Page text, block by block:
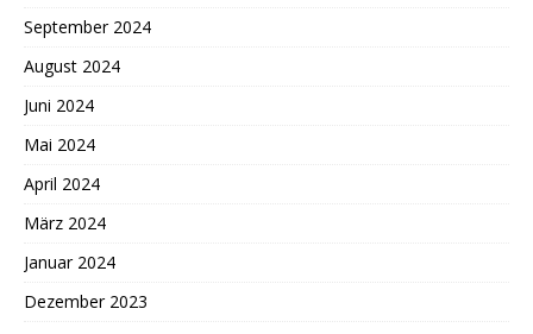
September 2024
August 2024
Juni 2024
Mai 2024
April 2024
März 2024
Januar 2024
Dezember 2023